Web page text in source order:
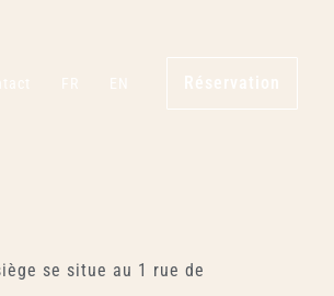
FR EN Réservation
se situe au 1 rue de